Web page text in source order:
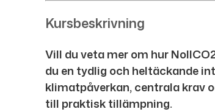
Kursbeskrivning
Vill du veta mer om hur
du en tydlig och heltäckande
klimatpåverkan, centrala krav
till praktisk tillämpning.